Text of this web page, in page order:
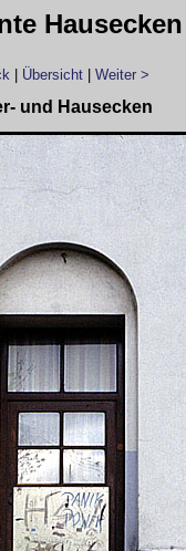
Hausecken
Übersicht Weiter >
und Hausecken